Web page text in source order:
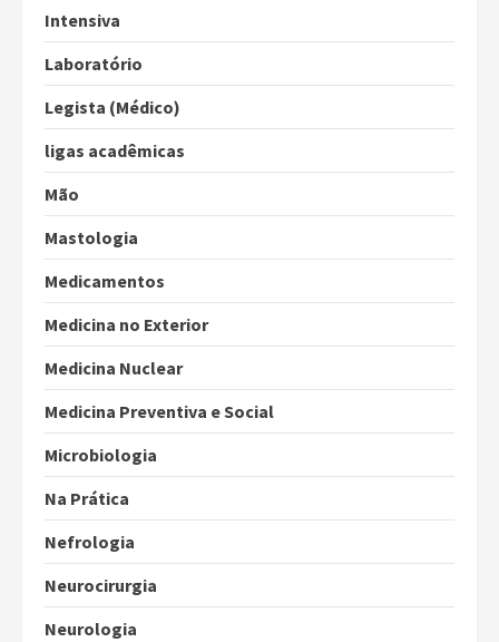
Intensiva
Laboratório
Legista (Médico)
ligas acadêmicas
Mão
Mastologia
Medicamentos
Medicina no Exterior
Medicina Nuclear
Medicina Preventiva e Social
Microbiologia
Na Prática
Nefrologia
Neurocirurgia
Neurologia